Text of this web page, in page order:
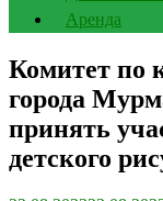
Аренда
Комитет по
города
принять
детского